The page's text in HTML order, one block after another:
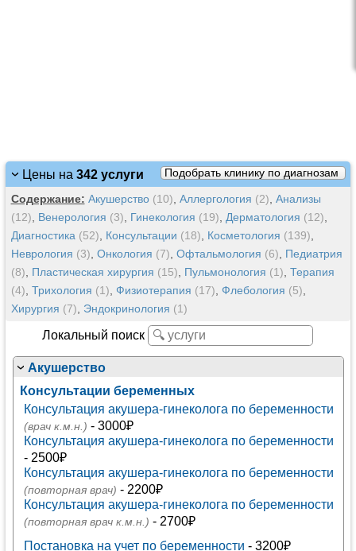
Цены на 342 услуги Подобрать клинику по диагнозам
Содержание: Акушерство (10) Аллергология (2) Анализы
(12)
Венерология (3) Гинекология (19) Дерматология (12)
Диагностика (52) Консультации (18) Косметология (139)
Неврология (3) Онкология (7) Офтальмология (6)
Педиатрия
(8)
Пластическая хирургия (15) Пульмонология (1) Терапия
(4) Трихология (1) Физиотерапия (17) Флебология (5)
Хирургия (7) Эндокринология (1)
Локальный поиск
Акушерство
Консультации беременных
Консультация акушера-гинеколога по беременности
(врач к.м.н.) - 3000₽
Консультация акушера-гинеколога по беременности
- 2500₽
Консультация акушера-гинеколога по беременности
(повторная врач) - 2200₽
Консультация акушера-гинеколога по беременности
(повторная врач к.м.н.) - 2700₽
Постановка на учет по беременности - 3200₽